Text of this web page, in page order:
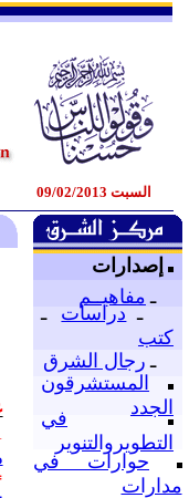
السبت 09/02/2013
إصدارات
ـ مفاهيــم
ـ دراسات
ـ
كتب
ـ رجال الشرق
المستشرقون
الجدد
في
التطويروالتنوير
حوارات في
مدارات